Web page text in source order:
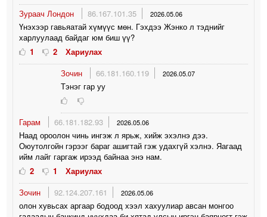
Зураач Лондон
86.167.101.35 2026.05.06
Үнэхээр гавьяатай хүмүүс мөн. Гэхдээ Жэнко л тэднийг
харлуулаад байдаг юм биш үү?
1
2
Хариулах
Зочин
66.181.160.119 2026.05.07
Тэнэг гар уу
Гарам 66.181.182.93 2026.05.06
Наад ороолон чинь ингэж л ярьж, хийж эхэлнэ дээ.
Оюутолгойн гэрээг бараг ашигтай гэж удахгүй хэлнэ. Яагаад
ийм лайг гаргаж ирээд байнаа энэ нам.
2
1
Хариулах
Зочин
92.124.207.161 2026.05.06
олон хувьсах аргаар бодоод хээл хахуулиар авсан монгоо